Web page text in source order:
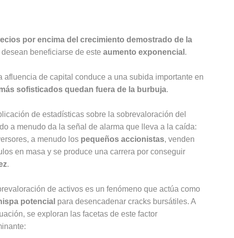
por encima del crecimiento demostrado de la
beneficiarse de este aumento exponencial .
de capital conduce a una subida importante en
sofisticados quedan fuera de la burbuja.
de estadísticas sobre la sobrevaloración del
a menudo da la señal de alarma que lleva a la caída:
a menudo los pequeños accionistas, venden
en masa y se produce una carrera por conseguir
.
de activos es un fenómeno que actúa como
potencial para desencadenar cracks bursátiles. A
se exploran las facetas de este factor